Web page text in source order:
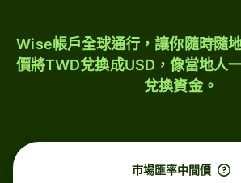
Wise帳戶全球通行，讓你隨時隨
價將TWD兌換成USD，像當地人
兌換資金。
市場匯率中間價